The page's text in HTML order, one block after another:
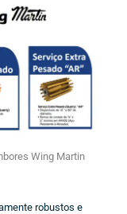
Wing Martin
robustos e